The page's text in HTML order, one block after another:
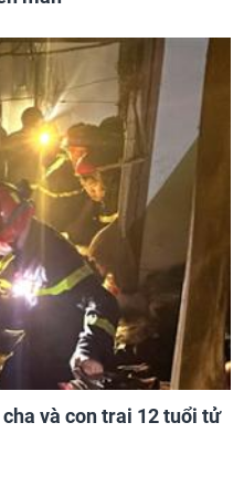
và con trai 12 tuổi tử